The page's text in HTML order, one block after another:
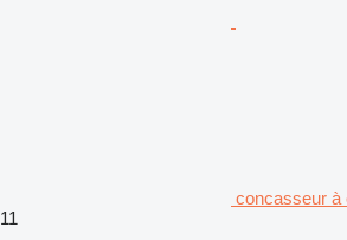
concasseur à
11